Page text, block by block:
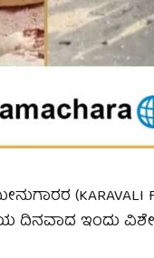
ದಿನವಾದ ಇಂದು